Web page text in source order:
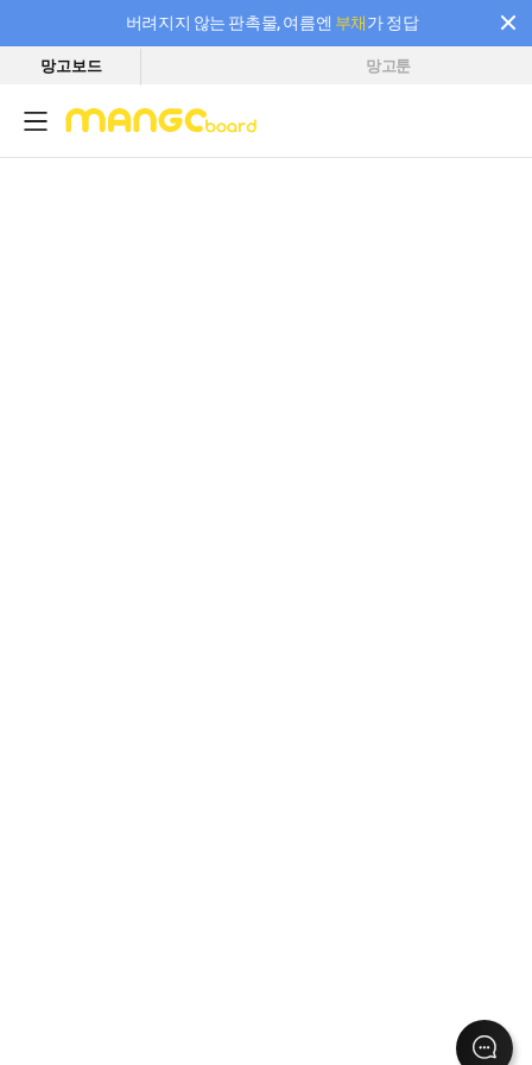
버려지지 않는 판촉물, 여름엔 부채가 정답
필요한 만큼 충전하고 끊김 없이 작업하세요! 새로워진 AI 부스터 요금제
망고보드 망고툰